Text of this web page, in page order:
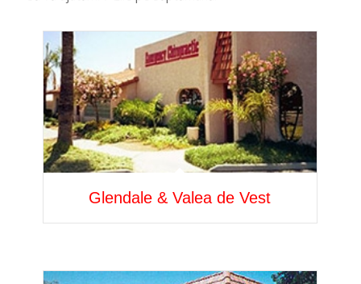
Glendale & Valea de Vest